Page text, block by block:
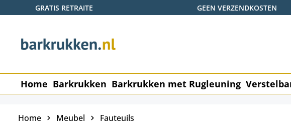
de hoofdinhoud
Ga naar de zoekopdracht
Ga naar de hoofdnavigatie
GRATIS RETRAITE GEEN VERZENDKOSTEN
Home Barkrukken Barkrukken met Rugleuning
Home Meubel Fauteuils